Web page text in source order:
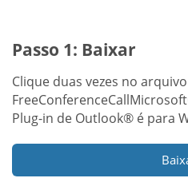
Passo 1: Baixar
Clique duas vezes no arquivo
Plug-in de Outlook® é para